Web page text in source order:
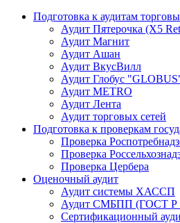
Подготовка к аудитам
Аудит Пятерочка (X5
Аудит Магнит
Аудит Ашан
Аудит ВкусВилл
Аудит Глобус
Аудит METRO
Аудит Лента
Аудит торговых сетей
Подготовка к проверкам
Проверка
Проверка
Проверка Цербера
Оценочный аудит
Аудит системы ХАССП
Аудит СМБПП (ГОСТ Р
Сертификационный